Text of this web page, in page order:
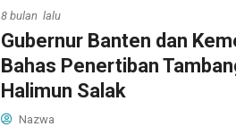
8 bulan lalu
Gubernur Banten dan
Bahas Penertiban
Halimun Salak
Nazwa